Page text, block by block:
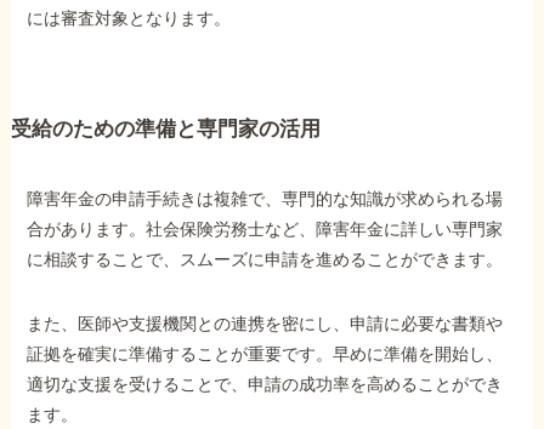
には審査対象となります。
受給のための準備と専門家の活用
障害年金の申請手続きは複雑で、専門的な知識が求められる場
合があります。社会保険労務士など、障害年金に詳しい専門家
に相談することで、スムーズに申請を進めることができます。
また、医師や支援機関との連携を密にし、申請に必要な書類や
証拠を確実に準備することが重要です。早めに準備を開始し、
適切な支援を受けることで、申請の成功率を高めることができ
ます。